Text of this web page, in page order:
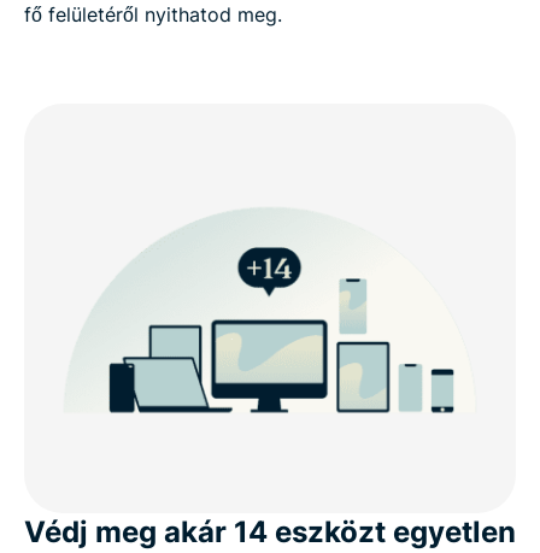
fő felületéről nyithatod meg.
Védj meg akár 14 eszközt egyetlen